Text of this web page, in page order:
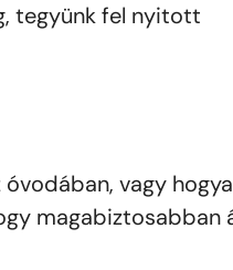
tegyünk fel nyitott
vagy
magabiztosabban